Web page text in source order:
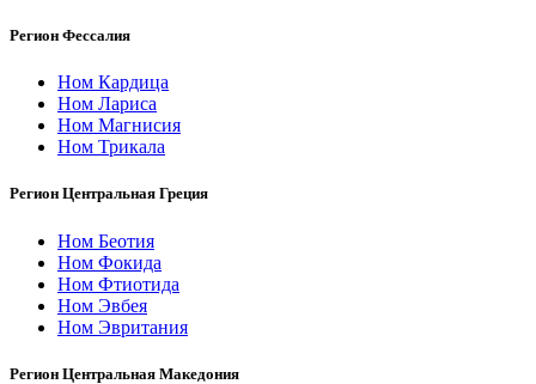
Регион Фессалия
Ном Кардица
Ном Лариса
Ном Магнисия
Ном Трикала
Регион Центральная Греция
Ном Беотия
Ном Фокида
Ном Фтиотида
Ном Эвбея
Ном Эвритания
Регион Центральная Македония